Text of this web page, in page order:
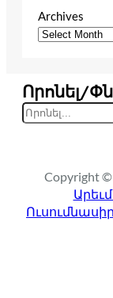
Archives
Որոնել/
Copyright